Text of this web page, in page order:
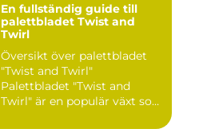
En fullständig guide till
palettbladet Twist and
Twirl
Översikt över palettbladet
"Twist and Twirl"
Palettbladet "Twist and
Twirl" är en populär växt som